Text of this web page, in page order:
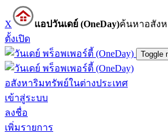
X แอปวันเดย์ (OneDay)ค้นหาอสัง
ตั้งเปิด
Toggle
อสังหาริมทรัพย์ในต่างประเทศ
เข้าสู่ระบบ
ลงชื่อ
เพิ่มรายการ